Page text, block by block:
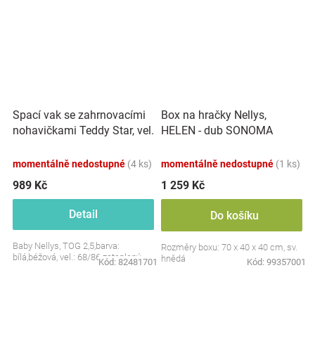
Spací vak se zahrnovacími
nohavičkami Teddy Star, vel.
momentálně nedostupné (4 ks)
989 Kč
Detail
Baby Nellys, TOG 2,5,barva:
bílá,béžová, vel.: 68/86 zateplený
Kód: 82481701
Box na hračky Nellys,
HELEN - dub SONOMA
momentálně nedostupné (1 ks)
1 259 Kč
Do košíku
Rozměry boxu: 70 x 40 x 40 cm, sv.
hnědá
Kód: 99357001